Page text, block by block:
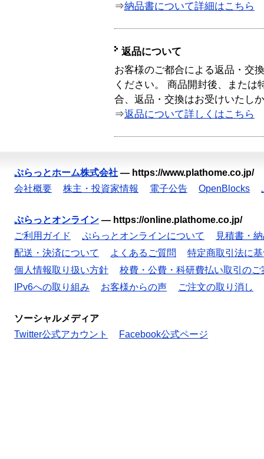
⇒納品書について詳細はこちら
返品について
お客様のご都合による返品・交
ください。 商品開封後、または
合、返品・交換はお受けいたし
⇒返品について詳しくはこちら
ぷらっとホーム株式会社 — https://www.plathome.co.jp/
会社概要
株主・投資家情報 電子公告 OpenBlocks
ぷらっとオンライン — https://online.plathome.co.jp/
ご利用ガイド
ぷらっとオンラインについて
見積書・
配送・決済について
よくあるご質問
特定商取引法に
個人情報取り扱い方針
校費・公費・科研費払い取引のご
IPv6への取り組み
お客様からの声 ご注文の取り消し
ソーシャルメディア
Twitter公式アカウント
Facebook公式ページ